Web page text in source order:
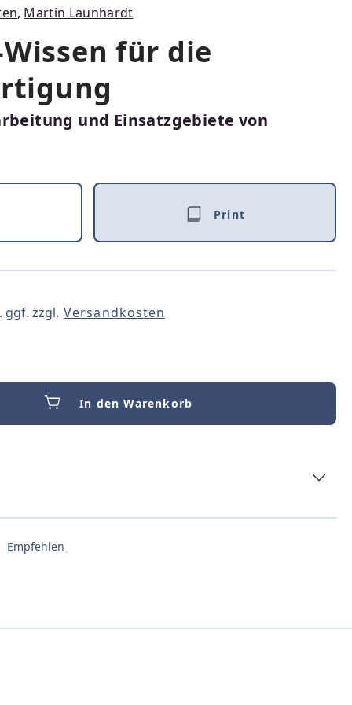
, Martin Launhardt
für die
und Einsatzgebiete von
Print
ggf. zzgl. Versandkosten
In den Warenkorb
Empfehlen